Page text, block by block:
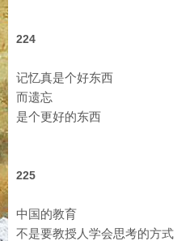
224
记忆真是个好东西
而遗忘
是个更好的东西
225
中国的教育
不是要教授人学会思考的方式